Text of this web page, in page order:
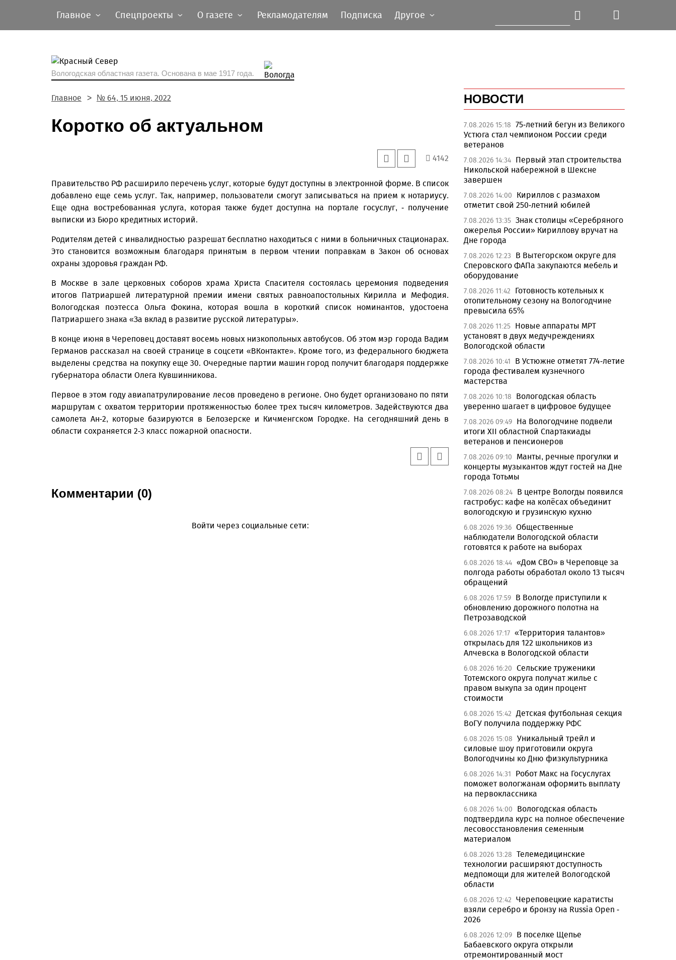
Главное Спецпроекты О газете Рекламодателям Подписка Другое
Вологодская областная газета. Основана в мае 1917 года.
Главное № 64, 15 июня, 2022
Коротко об актуальном
4142
Правительство РФ расширило перечень услуг, которые будут доступны в электронной форме. В список
добавлено еще семь услуг. Так, например, пользователи смогут записываться на прием к нотариусу.
Еще одна востребованная услуга, которая также будет доступна на портале госуслуг, - получение
выписки из Бюро кредитных историй.
Родителям детей с инвалидностью разрешат бесплатно находиться с ними в больничных стационарах.
Это становится возможным благодаря принятым в первом чтении поправкам в Закон об основах
охраны здоровья граждан РФ.
В Москве в зале церковных соборов храма Христа Спасителя состоялась церемония подведения
итогов Патриаршей литературной премии имени святых равноапостольных Кирилла и Мефодия.
Вологодская поэтесса Ольга Фокина, которая вошла в короткий список номинантов, удостоена
Патриаршего знака «За вклад в развитие русской литературы».
В конце июня в Череповец доставят восемь новых низкопольных автобусов. Об этом мэр города Вадим
Германов рассказал на своей странице в соцсети «ВКонтакте». Кроме того, из федерального бюджета
выделены средства на покупку еще 30. Очередные партии машин город получит благодаря поддержке
губернатора области Олега Кувшинникова.
Первое в этом году авиапатрулирование лесов проведено в регионе. Оно будет организовано по пяти
маршрутам с охватом территории протяженностью более трех тысяч километров. Задействуются два
самолета Ан-2, которые базируются в Белозерске и Кичменгском Городке. На сегодняшний день в
области сохраняется 2-3 класс пожарной опасности.
Комментарии (0)
Войти через социальные сети:
НОВОСТИ
7.08.2026 15:18 75-летний бегун из Великого
Устюга стал чемпионом России среди
ветеранов
7.08.2026 14:34 Первый этап строительства
Никольской набережной в Шексне
завершен
7.08.2026 14:00
Кириллов с размахом
отметит свой 250-летний юбилей
7.08.2026 13:35 Знак столицы «Серебряного
ожерелья России» Кириллову вручат на
Дне города
7.08.2026 12:23
В Вытегорском округе для
Сперовского ФАПа закупаются мебель и
оборудование
7.08.2026 11:42
Готовность котельных к
отопительному сезону на Вологодчине
превысила 65%
7.08.2026 11:25 Новые аппараты МРТ
установят в двух медучреждениях
Вологодской области
7.08.2026 10:41
В Устюжне отметят 774-летие
города фестивалем кузнечного
мастерства
7.08.2026 10:18
Вологодская область
уверенно шагает в цифровое будущее
7.08.2026 09:49 На Вологодчине подвели
итоги XII областной Спартакиады
ветеранов и пенсионеров
7.08.2026 09:10
Манты, речные прогулки и
концерты музыкантов ждут гостей на Дне
города Тотьмы
7.08.2026 08:24 В центре Вологды появился
гастробус: кафе на колёсах объединит
вологодскую и грузинскую кухню
6.08.2026 19:36 Общественные
наблюдатели Вологодской области
готовятся к работе на выборах
6.08.2026 18:44 «Дом СВО» в Череповце за
полгода работы обработал около 13 тысяч
обращений
6.08.2026 17:59 В Вологде приступили к
обновлению дорожного полотна на
Петрозаводской
6.08.2026 17:17 «Территория талантов»
открылась для 122 школьников из
Алчевска в Вологодской области
6.08.2026 16:20 Сельские труженики
Тотемского округа получат жилье с
правом выкупа за один процент
стоимости
6.08.2026 15:42 Детская футбольная секция
ВоГУ получила поддержку РФС
6.08.2026 15:08 Уникальный трейл и
силовые шоу приготовили округа
Вологодчины ко Дню физкультурника
6.08.2026 14:31
Робот Макс на Госуслугах
поможет вологжанам оформить выплату
на первоклассника
6.08.2026 14:00
Вологодская область
подтвердила курс на полное обеспечение
лесовосстановления семенным
материалом
6.08.2026 13:28 Телемедицинские
технологии расширяют доступность
медпомощи для жителей Вологодской
области
6.08.2026 12:42 Череповецкие каратисты
взяли серебро и бронзу на Russia Open -
2026
6.08.2026 12:09 В поселке Щепье
Бабаевского округа открыли
отремонтированный мост